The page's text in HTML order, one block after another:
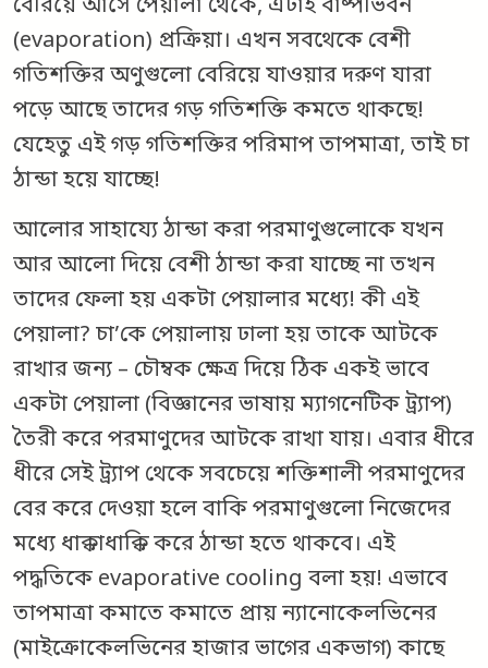
বেরিয়ে আসে পেয়ালা থেকে, এটাই বাষ্পীভবন
(evaporation) প্রক্রিয়া। এখন সবথেকে বেশী
গতিশক্তির অণুগুলো বেরিয়ে যাওয়ার দরুণ যারা
পড়ে আছে তাদের গড় গতিশক্তি কমতে থাকছে!
যেহেতু এই গড় গতিশক্তির পরিমাপ তাপমাত্রা, তাই চা
ঠান্ডা হয়ে যাচ্ছে!
আলোর সাহায্যে ঠান্ডা করা পরমাণুগুলোকে যখন
আর আলো দিয়ে বেশী ঠান্ডা করা যাচ্ছে না তখন
তাদের ফেলা হয় একটা পেয়ালার মধ্যে! কী এই
পেয়ালা? চা’কে পেয়ালায় ঢালা হয় তাকে আটকে
রাখার জন্য – চৌম্বক ক্ষেত্র দিয়ে ঠিক একই ভাবে
একটা পেয়ালা (বিজ্ঞানের ভাষায় ম্যাগনেটিক ট্র্যাপ)
তৈরী করে পরমাণুদের আটকে রাখা যায়। এবার ধীরে
ধীরে সেই ট্র্যাপ থেকে সবচেয়ে শক্তিশালী পরমাণুদের
বের করে দেওয়া হলে বাকি পরমাণুগুলো নিজেদের
মধ্যে ধাক্কাধাক্কি করে ঠান্ডা হতে থাকবে। এই
পদ্ধতিকে evaporative cooling বলা হয়! এভাবে
তাপমাত্রা কমাতে কমাতে প্রায় ন্যানোকেলভিনের
(মাইক্রোকেলভিনের হাজার ভাগের একভাগ) কাছে